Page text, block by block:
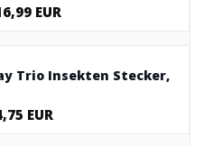
EUR
Trio Insekten Stecker,
EUR